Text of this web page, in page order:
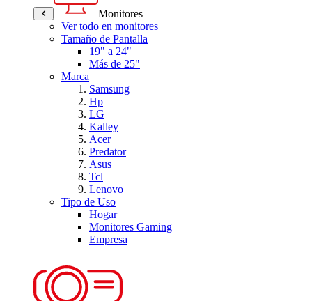
Monitores
Ver todo en monitores
Tamaño de Pantalla
19" a 24"
Más de 25"
Marca
Samsung
Hp
LG
Kalley
Acer
Predator
Asus
Tcl
Lenovo
Tipo de Uso
Hogar
Monitores Gaming
Empresa